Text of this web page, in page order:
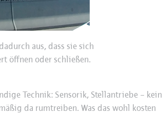
aus, dass sie sich
öffnen oder schließen.
Technik: Sensorik, Stellantriebe – kein
da rumtreiben. Was das wohl kosten